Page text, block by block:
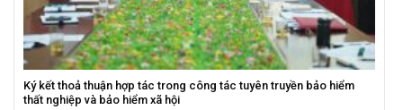
Ký kết thoả thuận hợp tác trong công tác tuyên truyền bảo hiểm
thất nghiệp và bảo hiểm xã hội